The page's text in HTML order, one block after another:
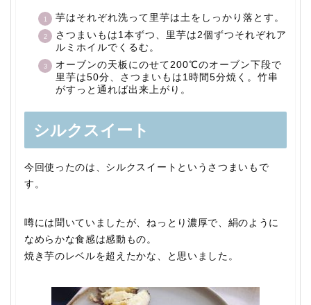
芋はそれぞれ洗って里芋は土をしっかり落とす。
さつまいもは1本ずつ、里芋は2個ずつそれぞれア
ルミホイルでくるむ。
オーブンの天板にのせて200℃のオーブン下段で
里芋は50分、さつまいもは1時間5分焼く。竹串
がすっと通れば出来上がり。
シルクスイート
今回使ったのは、シルクスイートというさつまいもで
す。
噂には聞いていましたが、ねっとり濃厚で、絹のように
なめらかな食感は感動もの。
焼き芋のレベルを超えたかな、と思いました。